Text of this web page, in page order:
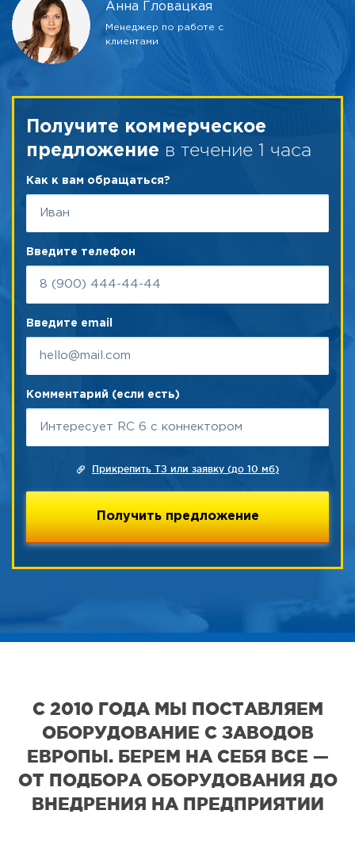
Анна Гловацкая
Менеджер по работе с
клиентами
Получите коммерческое
предложение в течение 1 часа
Как к вам обращаться?
Введите телефон
Введите email
Комментарий (если есть)
Прикрепить ТЗ или заявку (до 10 мб)
С 2010 ГОДА МЫ ПОСТАВЛЯЕМ
ОБОРУДОВАНИЕ С ЗАВОДОВ
ЕВРОПЫ. БЕРЕМ НА СЕБЯ ВСЕ —
ОТ ПОДБОРА ОБОРУДОВАНИЯ ДО
ВНЕДРЕНИЯ НА ПРЕДПРИЯТИИ